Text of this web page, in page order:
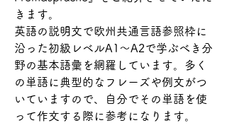
きます。
英語の説明文で欧州共通言語参照枠に
沿った初級レベルA1～A2で学ぶべき分
野の基本語彙を網羅しています。多く
の単語に典型的なフレーズや例文がつ
いていますので、自分でその単語を使
って作文する際に参考になります。